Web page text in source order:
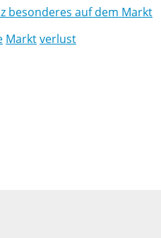
besonderes auf dem Markt
Marktverlust